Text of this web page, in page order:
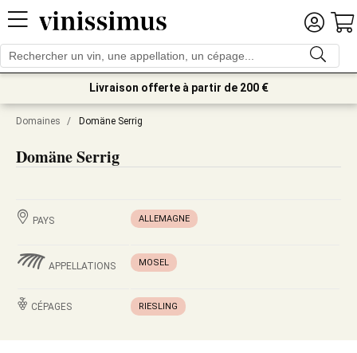
Livraison offerte à partir de 200 €
Domaines / Domäne Serrig
Domäne Serrig
PAYS ALLEMAGNE
APPELLATIONS MOSEL
CÉPAGES RIESLING